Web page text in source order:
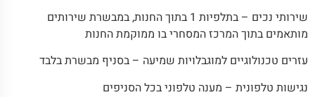
שירותי נכים – בתלפיות 1 בתוך החנות, במבשרת שירותים
מותאמים בתוך המרכז המסחרי בו ממוקמת החנות
עזרים טכנולוגיים למוגבלויות שמיעה – בסניף מבשרת בלבד
נגישות טלפונית – מענה טלפוני בכל הסניפים